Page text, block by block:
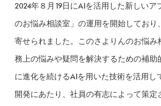
2024年８月19日にAIを活用した新しい
のお悩み相談室」の運用を開始しており
寄せられました。このさよりんのお悩
務上の悩みや疑問を解決するための補助
に進化を続けるAIを用いた技術を活用し
開発にあたり、社員の有志によって策定